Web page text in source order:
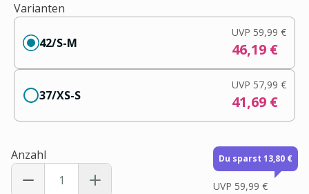
Varianten
42/S-M
UVP 59,99 €
46,19 €
37/XS-S
UVP 57,99 €
41,69 €
Anzahl Du sparst 13,80 €
UVP 59,99 €